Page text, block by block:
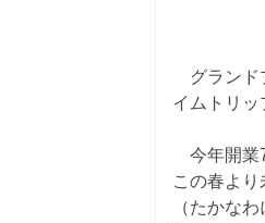
グランド
イムトリッ
今年開業
この春よ
（たかな